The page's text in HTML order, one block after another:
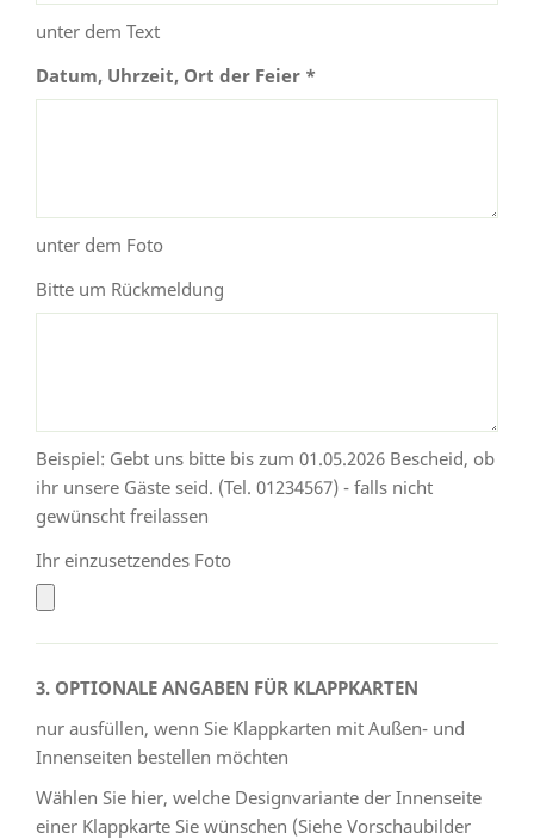
unter dem Text
Datum, Uhrzeit, Ort der Feier *
unter dem Foto
Bitte um Rückmeldung
Beispiel: Gebt uns bitte bis zum 01.05.2026 Bescheid, ob
ihr unsere Gäste seid. (Tel. 01234567) - falls nicht
gewünscht freilassen
Ihr einzusetzendes Foto
3. OPTIONALE ANGABEN FÜR KLAPPKARTEN
nur ausfüllen, wenn Sie Klappkarten mit Außen- und
Innenseiten bestellen möchten
Wählen Sie hier, welche Designvariante der Innenseite
einer Klappkarte Sie wünschen (Siehe Vorschaubilder